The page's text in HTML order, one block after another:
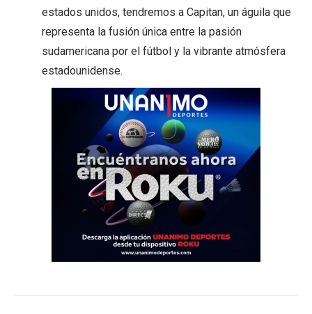
estados unidos, tendremos a Capitan, un águila que
representa la fusión única entre la pasión
sudamericana por el fútbol y la vibrante atmósfera
estadounidense.